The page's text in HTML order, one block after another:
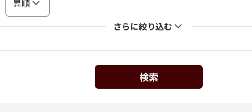
昇順
さらに絞り込む
検索